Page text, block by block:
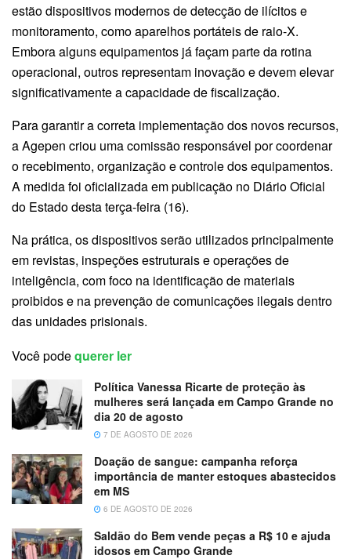
estão dispositivos modernos de detecção de ilícitos e
monitoramento, como aparelhos portáteis de raio-X.
Embora alguns equipamentos já façam parte da rotina
operacional, outros representam inovação e devem elevar
significativamente a capacidade de fiscalização.
Para garantir a correta implementação dos novos recursos,
a Agepen criou uma comissão responsável por coordenar
o recebimento, organização e controle dos equipamentos.
A medida foi oficializada em publicação no Diário Oficial
do Estado desta terça-feira (16).
Na prática, os dispositivos serão utilizados principalmente
em revistas, inspeções estruturais e operações de
inteligência, com foco na identificação de materiais
proibidos e na prevenção de comunicações ilegais dentro
das unidades prisionais.
Você podequerer ler
Política Vanessa Ricarte de proteção às
mulheres será lançada em Campo Grande no
dia 20 de agosto
7 DE AGOSTO DE 2026
Doação de sangue: campanha reforça
importância de manter estoques abastecidos
em MS
6 DE AGOSTO DE 2026
Saldão do Bem vende peças a R$ 10 e ajuda
idosos em Campo Grande